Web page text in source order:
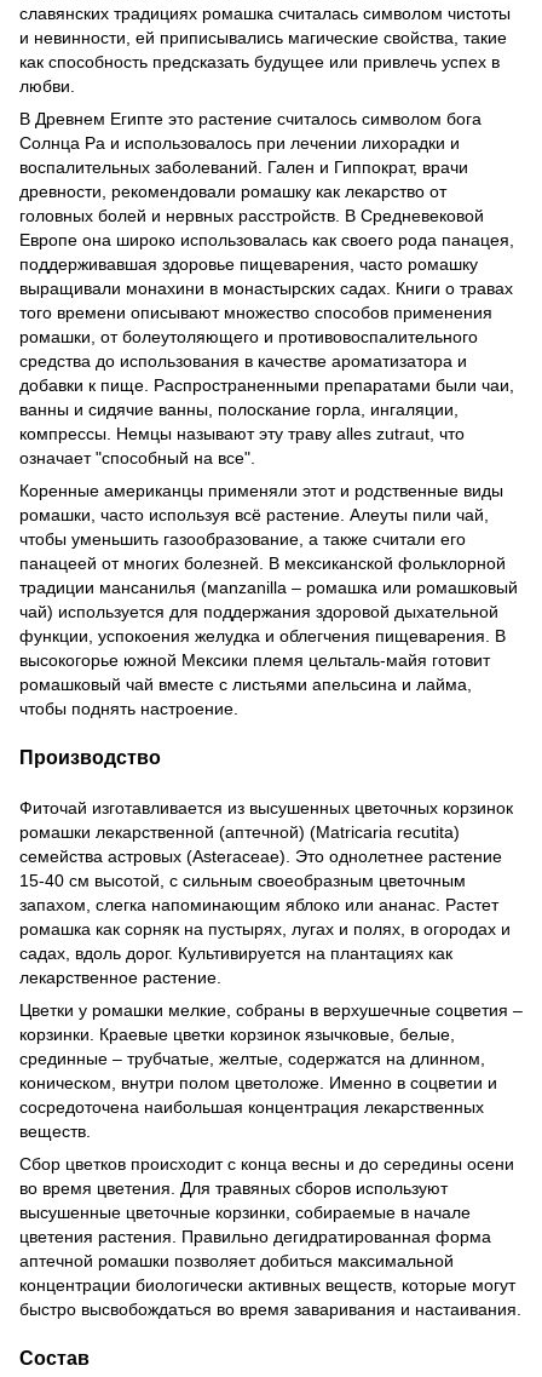
славянских традициях ромашка считалась символом чистоты
и невинности, ей приписывались магические свойства, такие
как способность предсказать будущее или привлечь успех в
любви.
В Древнем Египте это растение считалось символом бога
Солнца Ра и использовалось при лечении лихорадки и
воспалительных заболеваний. Гален и Гиппократ, врачи
древности, рекомендовали ромашку как лекарство от
головных болей и нервных расстройств. В Средневековой
Европе она широко использовалась как своего рода панацея,
поддерживавшая здоровье пищеварения, часто ромашку
выращивали монахини в монастырских садах. Книги о травах
того времени описывают множество способов применения
ромашки, от болеутоляющего и противовоспалительного
средства до использования в качестве ароматизатора и
добавки к пище. Распространенными препаратами были чаи,
ванны и сидячие ванны, полоскание горла, ингаляции,
компрессы. Немцы называют эту траву alles zutraut, что
означает "способный на все".
Коренные американцы применяли этот и родственные виды
ромашки, часто используя всё растение. Алеуты пили чай,
чтобы уменьшить газообразование, а также считали его
панацеей от многих болезней. В мексиканской фольклорной
традиции мансанилья (мanzanilla – ромашка или ромашковый
чай) используется для поддержания здоровой дыхательной
функции, успокоения желудка и облегчения пищеварения. В
высокогорье южной Мексики племя цельталь-майя готовит
ромашковый чай вместе с листьями апельсина и лайма,
чтобы поднять настроение.
Производство
Фиточай изготавливается из высушенных цветочных корзинок
ромашки лекарственной (аптечной) (Matricaria recutita)
семейства астровых (Asteraceae). Это однолетнее растение
15-40 см высотой, с сильным своеобразным цветочным
запахом, слегка напоминающим яблоко или ананас. Растет
ромашка как сорняк на пустырях, лугах и полях, в огородах и
садах, вдоль дорог. Культивируется на плантациях как
лекарственное растение.
Цветки у ромашки мелкие, собраны в верхушечные соцветия –
корзинки. Краевые цветки корзинок язычковые, белые,
срединные – трубчатые, желтые, содержатся на длинном,
коническом, внутри полом цветоложе. Именно в соцветии и
сосредоточена наибольшая концентрация лекарственных
веществ.
Сбор цветков происходит с конца весны и до середины осени
во время цветения. Для травяных сборов используют
высушенные цветочные корзинки, собираемые в начале
цветения растения. Правильно дегидратированная форма
аптечной ромашки позволяет добиться максимальной
концентрации биологически активных веществ, которые могут
быстро высвобождаться во время заваривания и настаивания.
Состав